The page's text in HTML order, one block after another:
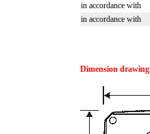
in accordance with
in accordance with
Dimension drawing